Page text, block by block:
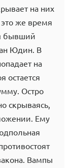
на них
же время
бывший
Юдин. В
на
остается
Остро
скрываясь,
Ему
Вампы